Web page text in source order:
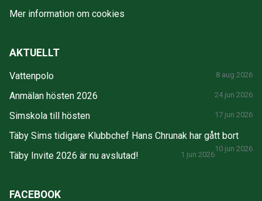
Mer information om cookies
AKTUELLT
Vattenpolo 8 aug 2026
Anmälan hösten 2026 24 jun 2026
Simskola till hösten 17 jun 2026
Täby Sims tidigare Klubbchef Hans Chrunak har gått bort
10 jun 2026
Täby Invite 2026 är nu avslutad! 1 jun 2026
FACEBOOK